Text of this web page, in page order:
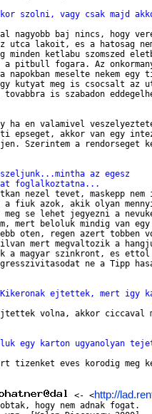
szolni, vagy csak majd
nagyobb baj nincs, hogy
utca lakoit, es a hatosag
minden ketlabu szomszed
a pitbull fogara. Az
meselte nekem egy
kutyat meg is csocsalt az
is szabadon
ha en valamivel
epseget, akkor van egy
Szerintem a rendorseget
az egesz
foglalkoztatna...
nezel tevet, maskepp nem
fiuk azok, akik olyan
meg se lehet jegyezni a
beloluk mindig van egy
oten, regen azert tobben
mert megvaltozik a
a magyar szinkront, es
ne a Tipp
ejtettek, mert igy
volna, akkor ciccaval
egy karton ugyanolyan
tizenket eves korodig meg
<- <http://
hogy nem adnak fogat.